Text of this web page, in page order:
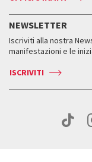
Press
Accrediti
Come raggiungerci
Come raggiungerci
Contatti
Press
Press
Orari e sedi
Biglietti
Servizi al pubblico
Come raggiungerci
Contatti
ASAC DATI
Storia
Orari e sedi
NEWSLETTER
Iscriviti alla nostra
manifestazioni e le
ISCRIVITI